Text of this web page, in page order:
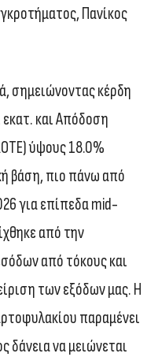
Πανίκος
σημειώνοντας κέρδη
και Απόδοση
ύψους 18.0%
βάση, πιο πάνω από
για επίπεδα mid-
από την
από τόκους και
των εξόδων μας. Η
παραμένει
δάνεια να μειώνεται